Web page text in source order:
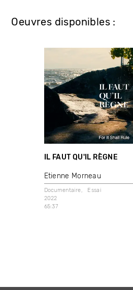
Oeuvres disponibles :
IL FAUT QU'IL RÈGNE
Etienne Morneau
Documentaire
Essai
2022
65:37